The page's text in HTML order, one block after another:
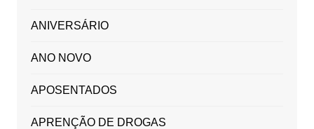
ANIVERSÁRIO
ANO NOVO
APOSENTADOS
APRENÇÃO DE DROGAS